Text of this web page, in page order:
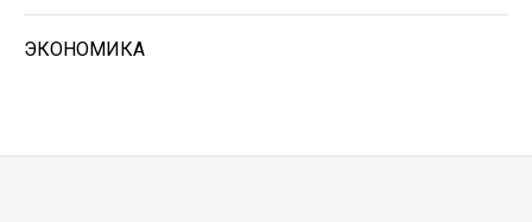
ЭКОНОМИКА